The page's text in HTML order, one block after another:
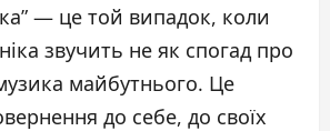
— це той випадок, коли
звучить не як спогад про
майбутнього. Це
до себе, до своїх